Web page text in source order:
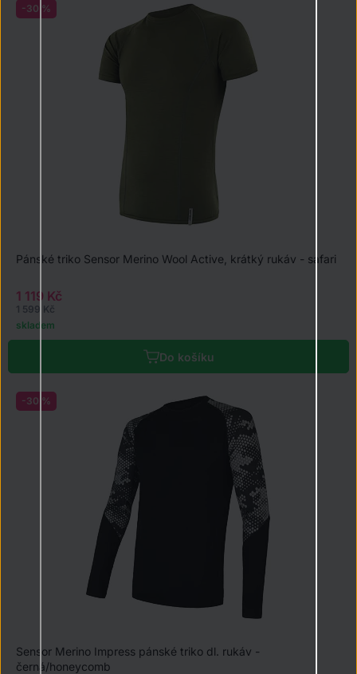
-30 %
Do košíku
Pánské triko Sensor Merino Wool Active, krátký rukáv - safari
1 119 Kč
1 599 Kč
skladem
-30 %
Sensor Merino Impress pánské triko dl. rukáv -
černá/honeycomb